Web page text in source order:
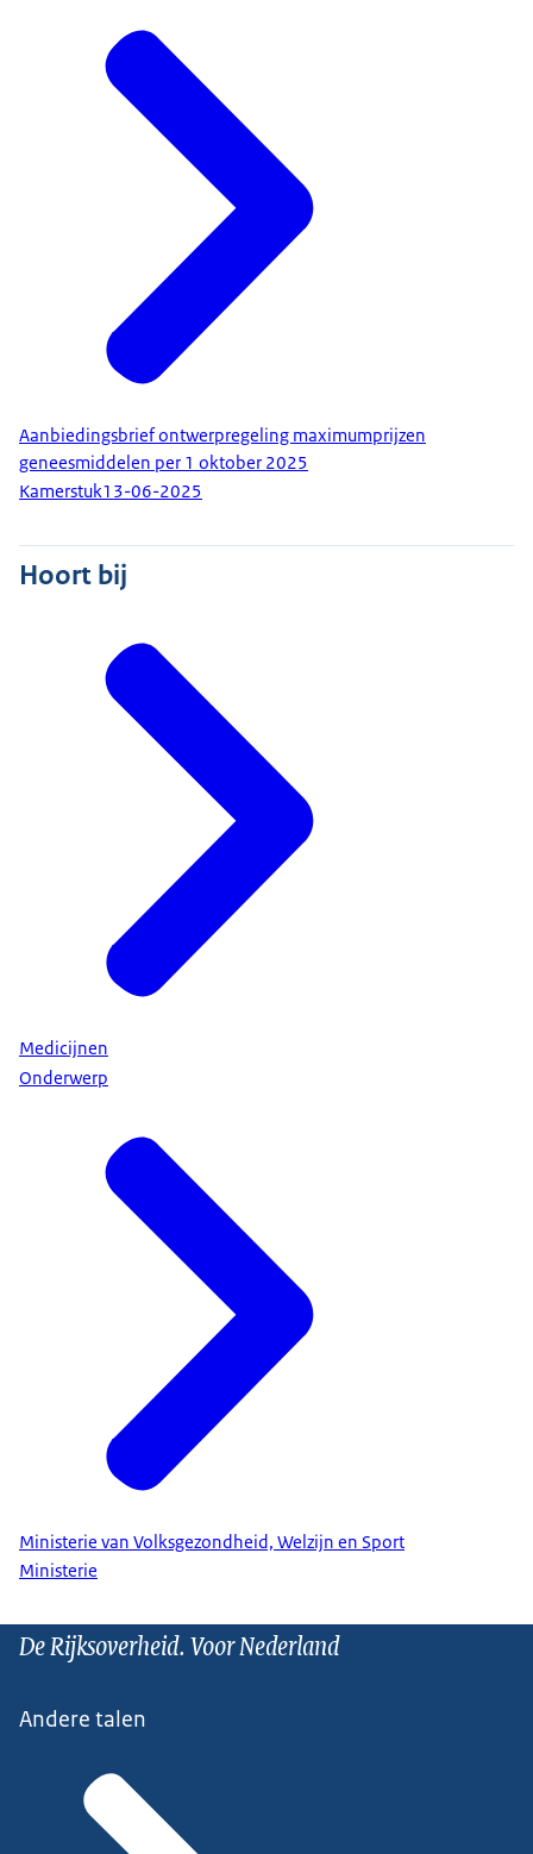
Aanbiedingsbrief ontwerpregeling maximumprijzen
geneesmiddelen per 1 oktober 2025
Kamerstuk13-06-2025
Hoort bij
Medicijnen
Onderwerp
Ministerie van Volksgezondheid, Welzijn en Sport
Ministerie
De Rijksoverheid. Voor Nederland
Andere talen